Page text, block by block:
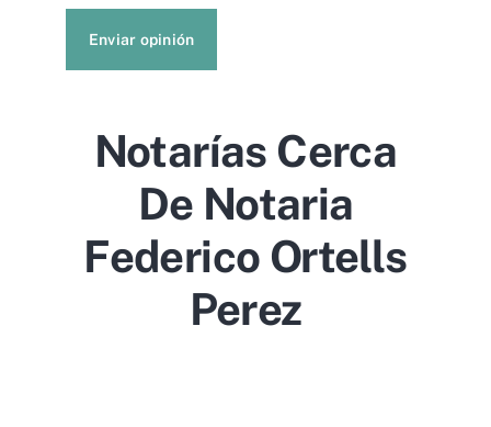
Enviar opinión
Notarías Cerca
De Notaria
Federico Ortells
Perez